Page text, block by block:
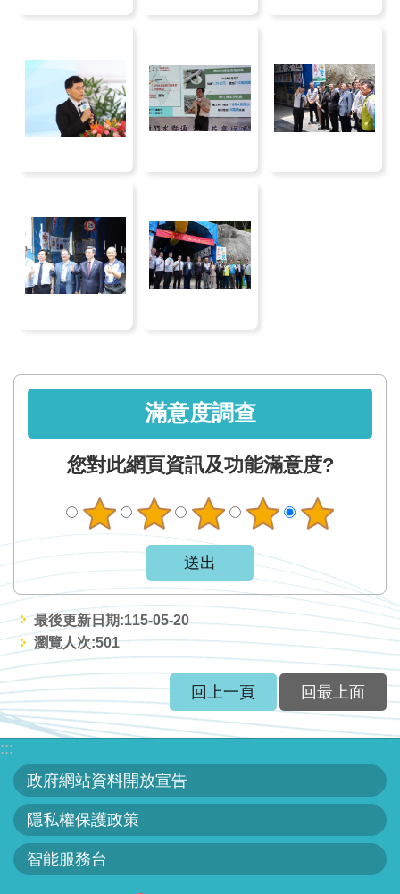
滿意度調查
您對此網頁資訊及功能滿意度?
最後更新日期:115-05-20
瀏覽人次:501
回上一頁 回最上面
:::
政府網站資料開放宣告
隱私權保護政策
智能服務台